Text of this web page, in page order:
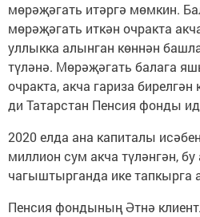
мөрәҗәгать итәргә мөмкин.
мөрәҗәгать иткән очракта
уллыкка алынган көннән
түләнә. Мөрәҗәгать балага
очракта, акча гариза
ди Татарстан Пенсия фонды
2020 елда ана капиталы
миллион сум акча түләнгән,
чагыштырганда ике тапкырга
Пенсия фондының Әтнә